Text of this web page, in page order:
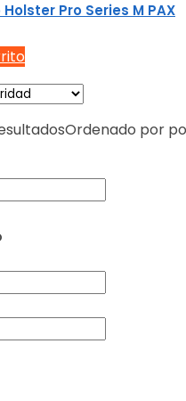
Pro Series M PAX
Ordenado por